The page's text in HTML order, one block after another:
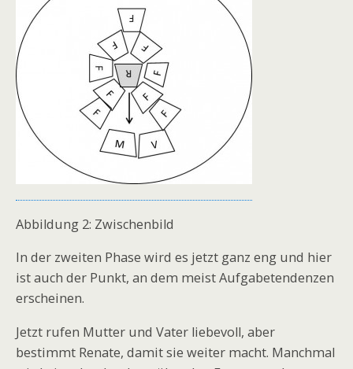
Abbildung 2: Zwischenbild
In der zweiten Phase wird es jetzt ganz eng und hier
ist auch der Punkt, an dem meist Aufgabetendenzen
erscheinen.
Jetzt rufen Mutter und Vater liebevoll, aber
bestimmt Renate, damit sie weiter macht. Manchmal